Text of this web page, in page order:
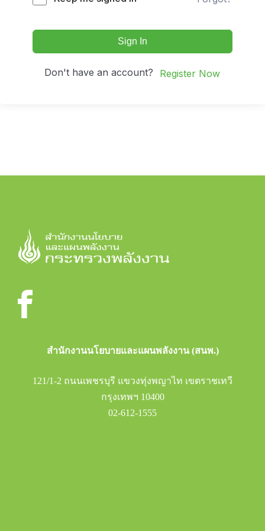
Sign In
Don't have an account? Register Now
สำนักงานนโยบายและแผนพลังงาน (สนพ.)
121/1-2 ถนนเพชรบุรี แขวงทุ่งพญาไท เขตราชเทวี
กรุงเทพฯ 10400
02-612-1555